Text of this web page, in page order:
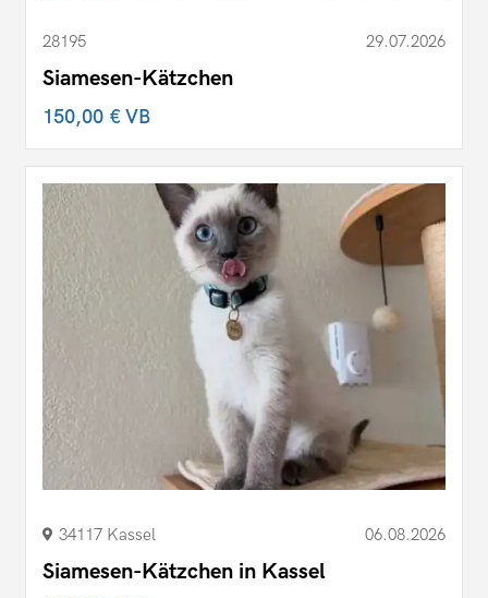
28195 29.07.2026
Siamesen-Kätzchen
150,00 €VB
34117 Kassel 06.08.2026
Siamesen-Kätzchen in Kassel